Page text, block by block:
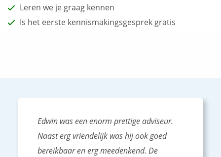
Leren we je graag kennen
Is het eerste kennismakingsgesprek gratis
Edwin was een enorm prettige adviseur.
Naast erg vriendelijk was hij ook goed
bereikbaar en erg meedenkend. De